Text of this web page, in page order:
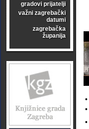
gradovi prijatelji
važni zagrebački
datumi
zagrebačka
županija
•
•
•